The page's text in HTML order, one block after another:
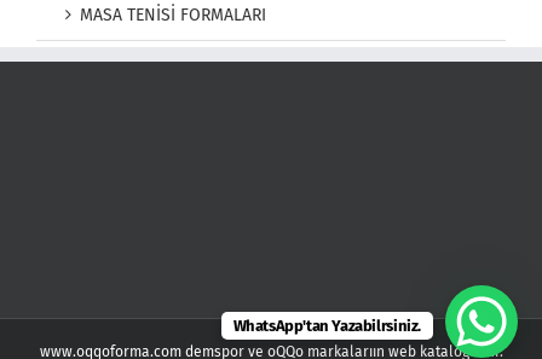
MASA TENİSİ FORMALARI
www.oqqoforma.com demspor ve oQQo markalarıın web kataloğudur.
WhatsApp'tan Yazabilrsiniz.